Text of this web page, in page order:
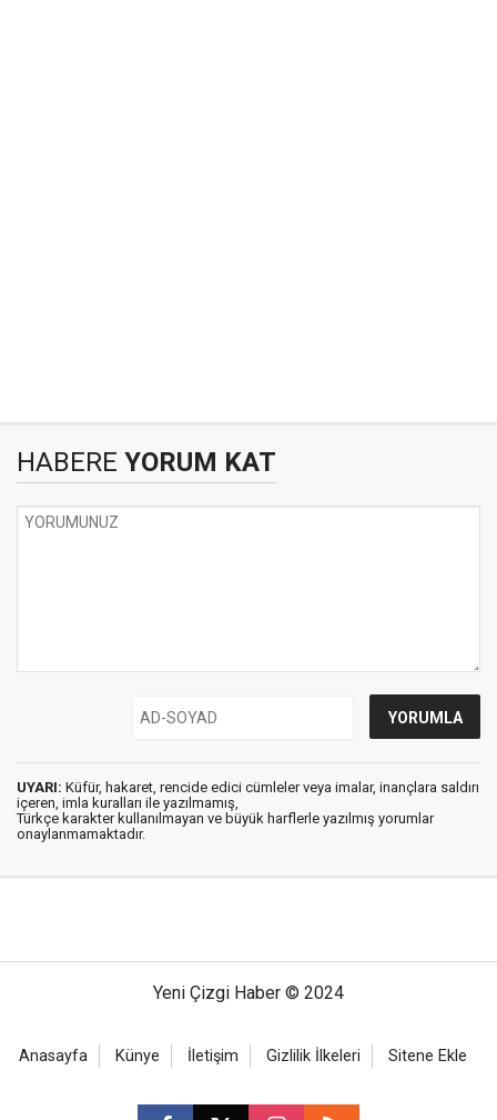
HABERE YORUM KAT
UYARI: Küfür, hakaret, rencide edici cümleler veya imalar, inançlara saldırı
içeren, imla kuralları ile yazılmamış,
Türkçe karakter kullanılmayan ve büyük harflerle yazılmış yorumlar
onaylanmamaktadır.
Yeni Çizgi Haber © 2024
Anasayfa Künye İletişim Gizlilik İlkeleri Sitene Ekle